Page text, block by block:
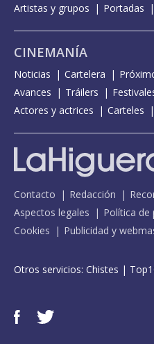
Artistas y grupos
Portadas
CINEMANÍA
Noticias Cartelera
Avances
Tráilers
Actores y actrices
Carteles
Contacto Redacción
Aspectos legales
Política de
Cookies
Publicidad y
Otros servicios: Chistes |